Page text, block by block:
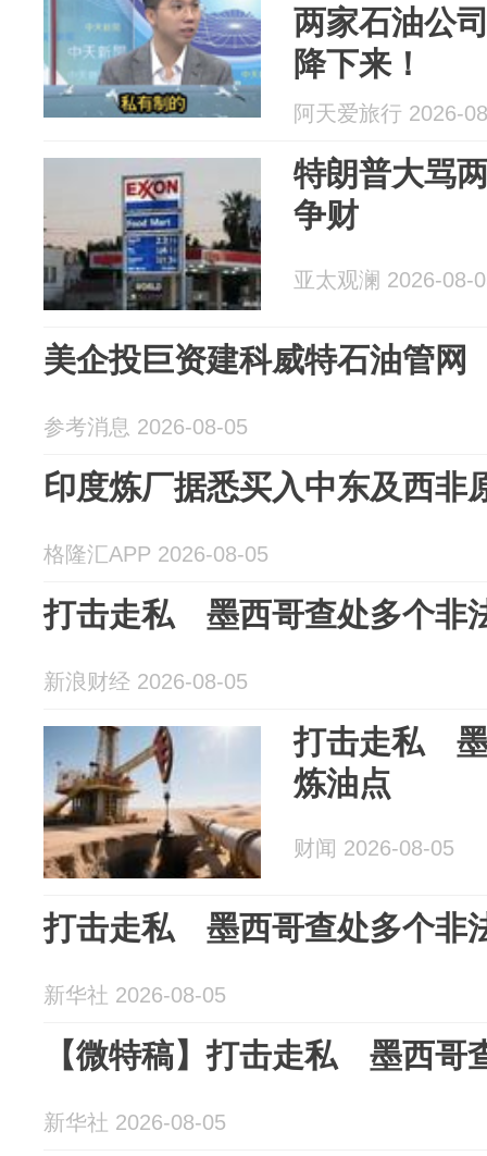
两家石油公
降下来！
阿天爱旅行 2026-
特朗普大骂
争财
亚太观澜 2026-08-
美企投巨资建科威特石油管网
参考消息 2026-08-05
印度炼厂据悉买入中东及西非
格隆汇APP 2026-08-05
打击走私 墨西哥查处多个非
新浪财经 2026-08-05
打击走私 墨
炼油点
财闻 2026-08-05
打击走私 墨西哥查处多个非
新华社 2026-08-05
【微特稿】打击走私 墨西哥
新华社 2026-08-05